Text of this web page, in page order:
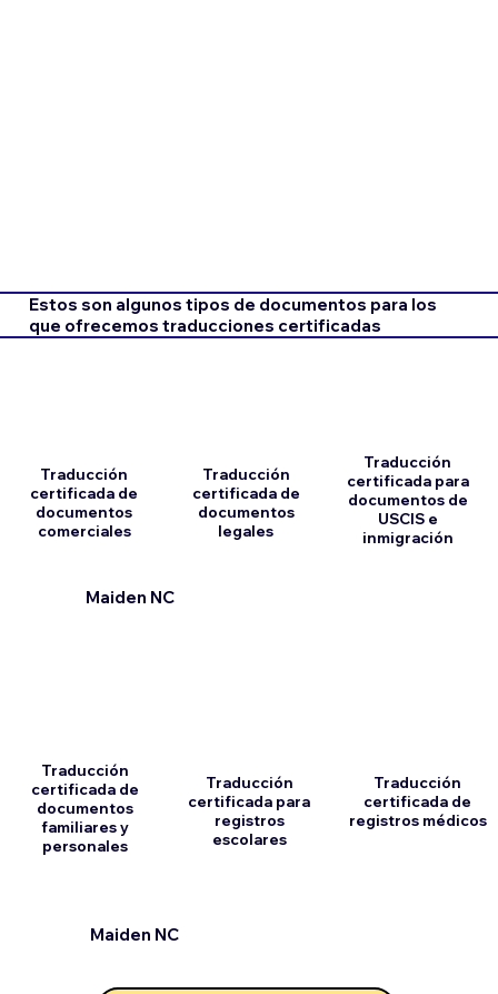
Estos son algunos tipos de documentos para los
que ofrecemos traducciones certificadas
Maiden NC
Traducción
certificada de
documentos
comerciales
Traducción
certificada de
documentos
familiares y
personales
Traducción
certificada de
documentos
legales
Traducción
certificada para
registros
escolares
Maiden NC
Traducción
certificada para
documentos de
USCIS e
inmigración
Traducción
certificada de
registros médicos